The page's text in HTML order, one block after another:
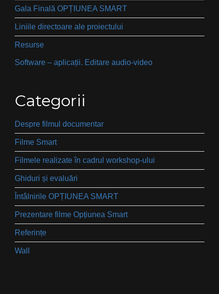
Gala Finală OPȚIUNEA SMART
Liniile directoare ale proiectului
Resurse
Software – aplicații. Editare audio-video
Categorii
Despre filmul documentar
Filme Smart
Filmele realizate în cadrul workshop-ului
Ghiduri și evaluări
Întâlnirile OPȚIUNEA SMART
Prezentare filme Opțiunea Smart
Referințe
Wall